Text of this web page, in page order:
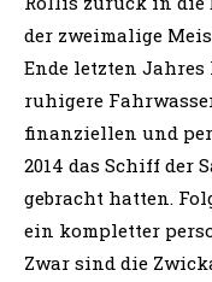
der zweimalige
Ende letzten
ruhigere
finanziellen und
2014 das Schiff der
gebracht hatten.
ein kompletter
Zwar sind die